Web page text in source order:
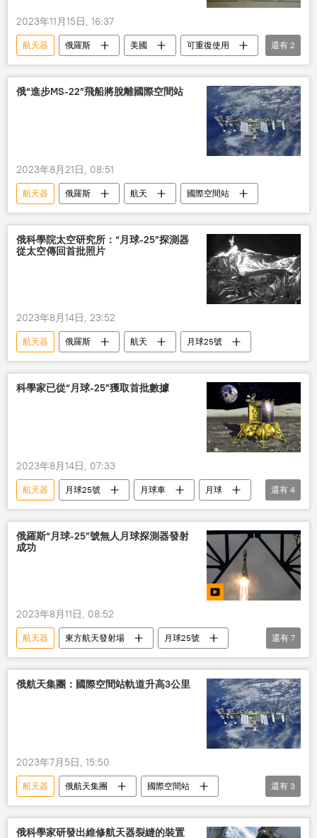
2023年11月15日, 16:37
航天器 俄羅斯 美國
可重復使用
放棄
費用
還有 2
俄“進步MS-22”飛船將脫離國際空間站
2023年8月21日, 08:51
航天器 俄羅斯 航天 國際空間站
俄科學院太空研究所：“月球-25”探測器
從太空傳回首批照片
2023年8月14日, 23:52
航天器 俄羅斯 航天 月球25號
科學家已從“月球-25”獲取首批數據
2023年8月14日, 07:33
航天器 月球25號 月球車
月球
俄羅斯
俄航天集團
航天
航空航天
還有 4
俄羅斯“月球-25”號無人月球探測器發射
成功
2023年8月11日, 08:52
航天器 東方航天發射場
月球25號
月球站
月球
俄羅斯
俄航天集團
航空航天
科技
還有 7
俄航天集團：國際空間站軌道升高3公里
2023年7月5日, 15:50
航天器 俄航天集團
國際空間站
軌道
航空航天 宇宙飛船
還有 3
俄科學家研發出維修航天器裂縫的裝置